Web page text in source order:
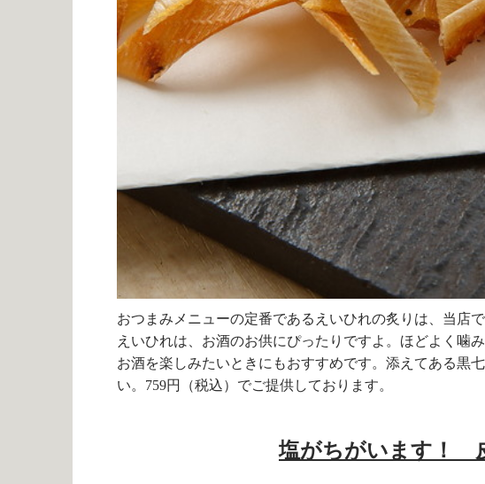
おつまみメニューの定番であるえいひれの炙りは、当店
えいひれは、お酒のお供にぴったりですよ。ほどよく噛
お酒を楽しみたいときにもおすすめです。添えてある黒
い。 759円（税込）でご提供しております。
塩がちがいます！